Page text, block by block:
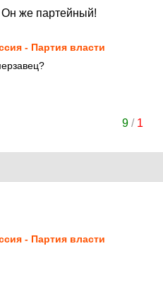
Он же партейный!
- Партия власти
9/ 1
- Партия власти